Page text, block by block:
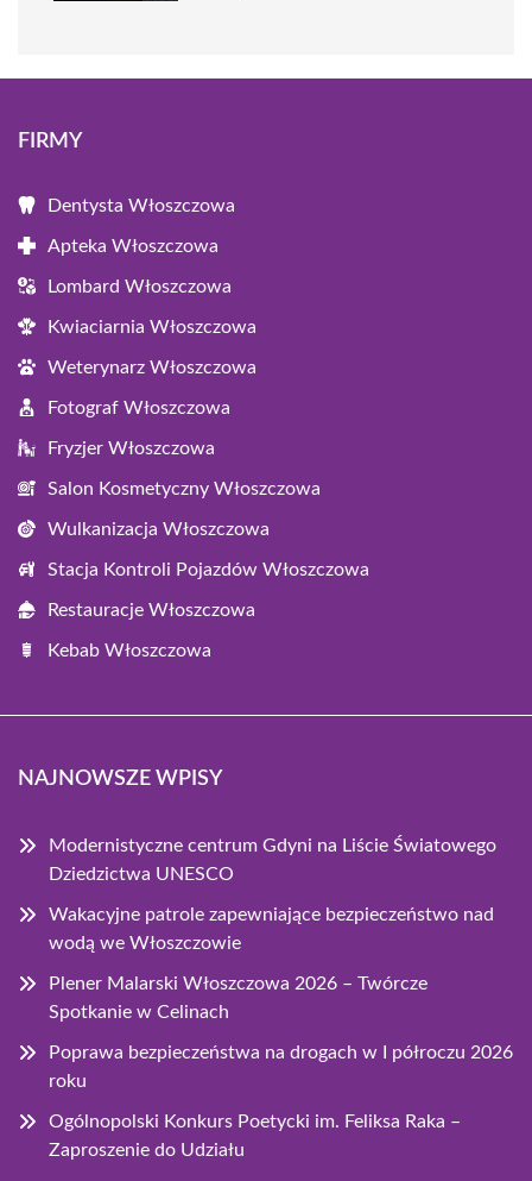
FIRMY
Dentysta Włoszczowa
Apteka Włoszczowa
Lombard Włoszczowa
Kwiaciarnia Włoszczowa
Weterynarz Włoszczowa
Fotograf Włoszczowa
Fryzjer Włoszczowa
Salon Kosmetyczny Włoszczowa
Wulkanizacja Włoszczowa
Stacja Kontroli Pojazdów Włoszczowa
Restauracje Włoszczowa
Kebab Włoszczowa
NAJNOWSZE WPISY
Modernistyczne centrum Gdyni na Liście Światowego
Dziedzictwa UNESCO
Wakacyjne patrole zapewniające bezpieczeństwo nad
wodą we Włoszczowie
Plener Malarski Włoszczowa 2026 – Twórcze
Spotkanie w Celinach
Poprawa bezpieczeństwa na drogach w I półroczu 2026
roku
Ogólnopolski Konkurs Poetycki im. Feliksa Raka –
Zaproszenie do Udziału